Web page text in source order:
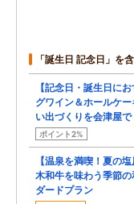
「誕生日 記念日」を
【記念日・誕生日に
グワイン＆ホールケ
い出づくりを会津屋で
ポイント2%
【温泉を満喫！夏の
木和牛を味わう季節
ダードプラン